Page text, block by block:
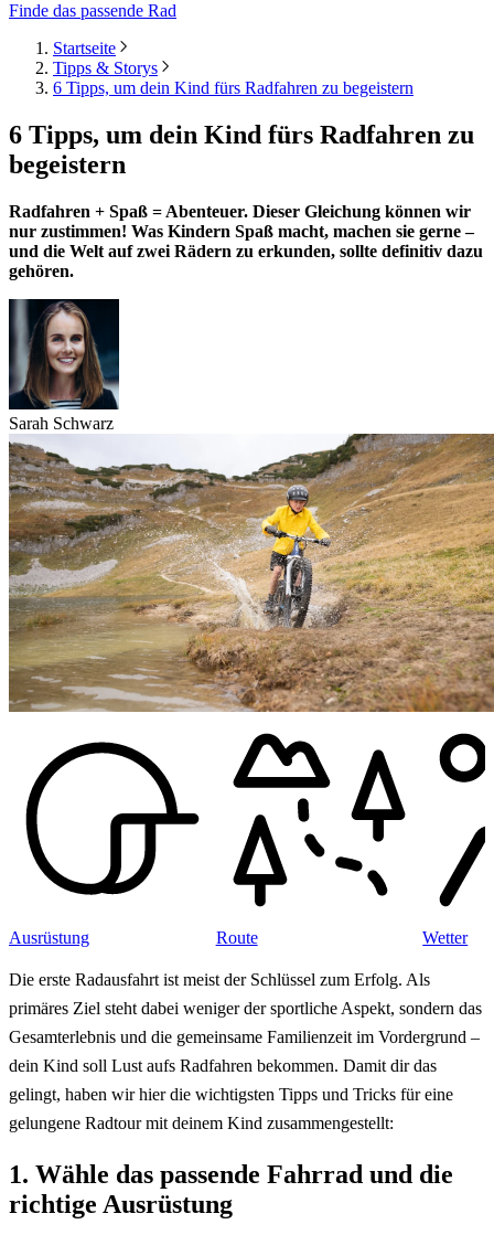
Finde das passende Rad
Startseite
Tipps & Storys
6 Tipps, um dein Kind fürs Radfahren zu begeistern
6 Tipps, um dein Kind fürs Radfahren zu
begeistern
Radfahren + Spaß = Abenteuer. Dieser Gleichung können wir
nur zustimmen! Was Kindern Spaß macht, machen sie gerne –
und die Welt auf zwei Rädern zu erkunden, sollte definitiv dazu
gehören.
Sarah Schwarz
Ausrüstung Route Wetter
Die erste Radausfahrt ist meist der Schlüssel zum Erfolg. Als
primäres Ziel steht dabei weniger der sportliche Aspekt, sondern das
Gesamterlebnis und die gemeinsame Familienzeit im Vordergrund –
dein Kind soll Lust aufs Radfahren bekommen. Damit dir das
gelingt, haben wir hier die wichtigsten Tipps und Tricks für eine
gelungene Radtour mit deinem Kind zusammengestellt:
1. Wähle das passende Fahrrad und die
richtige Ausrüstung